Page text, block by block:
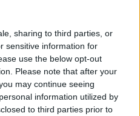
sharing to third parties, or
sensitive information for
use the below opt-out
Please note that after your
may continue seeing
information utilized by
to third parties prior to
il valore delle produzioni locali
momenti di contaminazione
e ristoratori locali; diffondere
di Toscana al fine di
fuori stagione; diffondere la
location di prestigio
creare una rete
condivida la filosofia della